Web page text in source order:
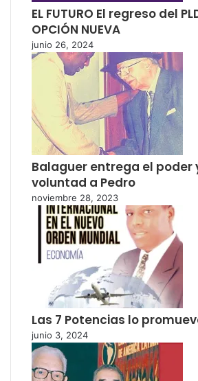
EL FUTURO El regreso del
OPCIÓN NUEVA
junio 26, 2024
Balaguer entrega el poder
voluntad a Pedro
noviembre 28, 2023
Las 7 Potencias lo
junio 3, 2024